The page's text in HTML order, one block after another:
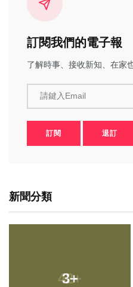
訂閱我們的電子報
了解時事、接收新知、在家
請鍵入Email
訂閱 退訂
新聞分類
3+